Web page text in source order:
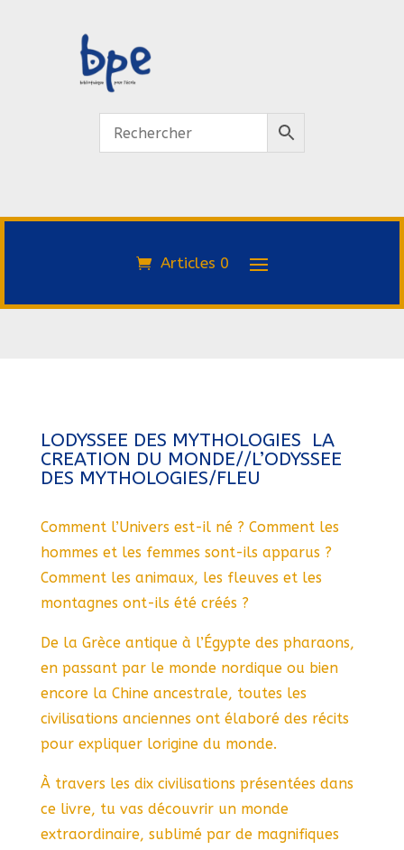
Articles 0
LODYSSEE DES MYTHOLOGIES  LA
CREATION DU MONDE//L’ODYSSEE
DES MYTHOLOGIES/FLEU
Comment l’Univers est-il né ? Comment les
hommes et les femmes sont-ils apparus ?
Comment les animaux, les fleuves et les
montagnes ont-ils été créés ?
De la Grèce antique à l’Égypte des pharaons,
en passant par le monde nordique ou bien
encore la Chine ancestrale, toutes les
civilisations anciennes ont élaboré des récits
pour expliquer lorigine du monde.
À travers les dix civilisations présentées dans
ce livre, tu vas découvrir un monde
extraordinaire, sublimé par de magnifiques